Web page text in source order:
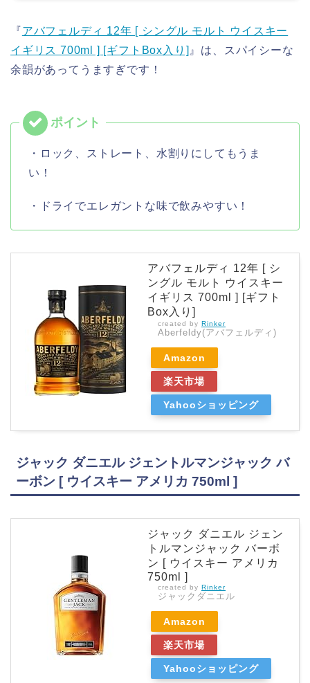
『アバフェルディ 12年 [ シングル モルト ウイスキー
イギリス 700ml ] [ギフトBox入り] 』は、スパイシーな
余韻があってうますぎです！
・ロック、ストレート、水割りにしてもうま
い！
・ドライでエレガントな味で飲みやすい！
アバフェルディ 12年 [ シ
ングル モルト ウイスキー
イギリス 700ml ] [ギフト
Box入り]
created by Rinker
Aberfeldy(アバフェルディ)
Amazon
楽天市場
Yahooショッピング
ジャック ダニエル ジェントルマンジャック バ
ーボン [ ウイスキー アメリカ 750ml ]
ジャック ダニエル ジェン
トルマンジャック バーボ
ン [ ウイスキー アメリカ
750ml ]
created by Rinker
ジャックダニエル
Amazon
楽天市場
Yahooショッピング